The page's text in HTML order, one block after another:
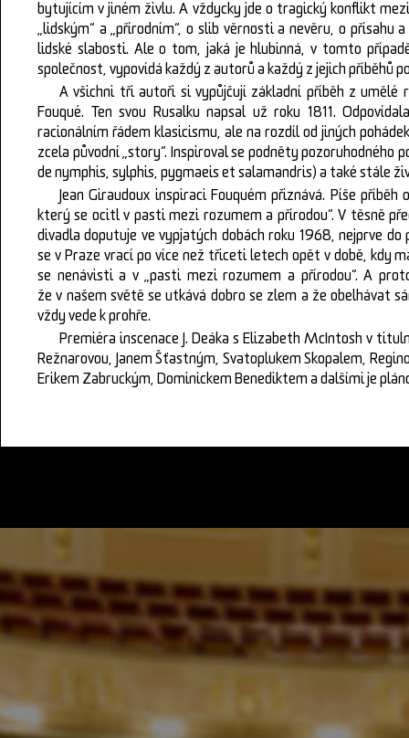
bytujícím v jiném živlu. A vždycky jde o tragický konflikt mezi
„lidským“ a „přírodním“, o slib věrnosti a nevěru, o
lidské slabosti. Ale o tom, jaká je hlubinná, v tomto
společnost, vypovídá každý z autorů a každý z jejich příběhů
A všichni tři autoři si vypůjčují základní příběh z umělé
Fouqué. Ten svou Rusalku napsal už roku 1811.
racionálním řádem klasicismu, ale na rozdíl od jiných
zcela původní „story“. Inspiroval se podněty
de nymphis, sylphis, pygmaeis et salamandris) a také stále
Jean Giraudoux inspiraci Fouquém přiznává. Píše
který se ocitl v pasti mezi rozumem a přírodou“. V těsně
divadla doputuje ve vypjatých dobách roku 1968, nejprve
se v Praze vrací po více než třiceti letech opět v době, kdy
se nenávisti a v „pasti mezi rozumem a přírodou“. A
že v našem světě se utkává dobro se zlem a že obelhávat
vždy vede k prohře.
Premiéra inscenace J. Deáka s Elizabeth McIntosh v
Režnarovou, Janem Šťastným, Svatoplukem Skopalem,
Erikem Zabruckým, Dominickem Benediktem a dalšími je